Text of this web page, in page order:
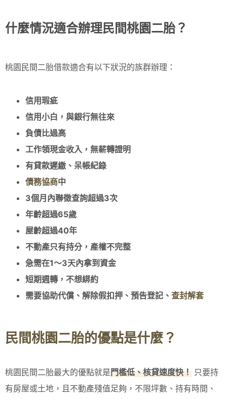
什麼情況適合辦理民間桃園二胎？
桃園民間二胎借款適合有以下狀況的族群辦理：
信用瑕疵
信用小白，與銀行無往來
負債比過高
工作領現金收入，無薪轉證明
有貸款遲繳、呆帳紀錄
債務協商中
3個月內聯徵查詢超過3次
年齡超過65歲
屋齡超過40年
不動產只有持分，產權不完整
急需在1～3天內拿到資金
短期週轉，不想綁約
需要協助代償、解除假扣押、預告登記、 查封解套
民間桃園二胎的優點是什麼？
桃園民間二胎最大的優點就是門檻低、核貸速度快！ 只要持
有房屋或土地，且不動產殘值足夠，不限坪數、持有時間、